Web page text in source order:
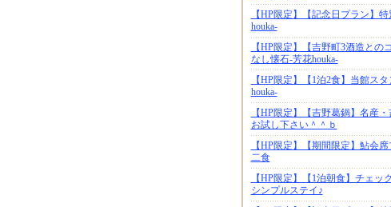
【HP限定】【記念日プラン】
houka-
【HP限定】【吉野町3酒造と
なし懐石-芳花houka-
【HP限定】【1泊2食】当館ス
houka-
【HP限定】【吉野葛鍋】名産
お試し下さい＾＾ｂ
【HP限定】【期間限定】鮎会
二食
【HP限定】【1泊朝食】チェ
シンプルステイ♪